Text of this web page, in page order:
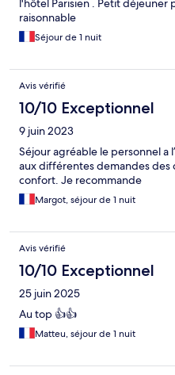
l'hôtel Parisien . Petit déjeuner
raisonnable
Séjour de 1 nuit
Avis vérifié
10/10 Exceptionnel
9 juin 2023
Séjour agréable le personnel a
aux différentes demandes des
confort. Je recommande
Margot, séjour de 1 nuit
Avis vérifié
10/10 Exceptionnel
25 juin 2025
Au top 👍👍
Matteu, séjour de 1 nuit